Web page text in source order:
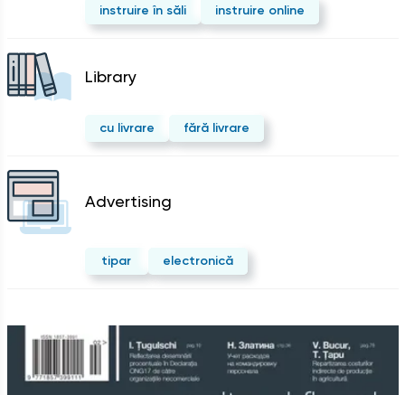
instruire în săli instruire online
Library
cu livrare fără livrare
Advertising
tipar electronică